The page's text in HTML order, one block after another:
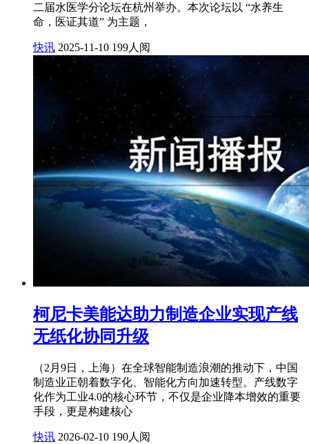
二届水医学分论坛在杭州举办。本次论坛以 “水养生
命，医证其道” 为主题，
快讯 2025-11-10 199人阅
柯尼卡美能达助力制造企业实现产线
无纸化协同升级
（2月9日，上海）在全球智能制造浪潮的推动下，中国
制造业正朝着数字化、智能化方向加速转型。产线数字
化作为工业4.0的核心环节，不仅是企业降本增效的重要
手段，更是构建核心
快讯 2026-02-10 190人阅